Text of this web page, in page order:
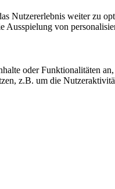
Nutzererlebnis weiter zu
Ausspielung von
oder Funktionalitäten
z.B. um die